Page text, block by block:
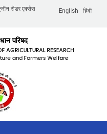
English हिंदी
रीडर एक्सेस
परिषद
AGRICULTURAL RESEARCH
and Farmers Welfare